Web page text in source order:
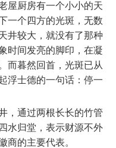
厨房有一个小小的天
一个四方的光斑，无数
井较大，就没有了那种
时间发亮的脚印，在凝
而暮然回首，光斑已从
浮士德的一句话：停一
通过两根长长的竹管
水归堂，表示财源不外
商的主要代表。